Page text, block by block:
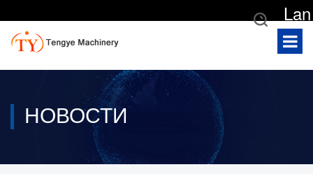
НОВОСТИ
Lan
gua
ge